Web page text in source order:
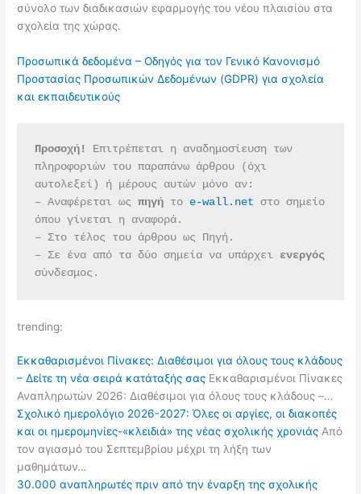
σύνολο των διαδικασιών εφαρμογής του νέου πλαισίου στα
σχολεία της χώρας.
Προσωπικά δεδομένα – Οδηγός για τον Γενικό Κανονισμό
Προστασίας Προσωπικών Δεδομένων (GDPR) για σχολεία
και εκπαιδευτικούς
Προσοχή!
Επιτρέπεται η αναδημοσίευση των
πληροφοριών του παραπάνω άρθρου (όχι
αυτολεξεί) ή μέρους αυτών μόνο αν:
– Αναφέρεται ως πηγή το e-wall.net στο σημείο
όπου γίνεται η αναφορά.
– Στο τέλος του άρθρου ως Πηγή.
– Σε ένα από τα δύο σημεία να υπάρχει
σύνδεσμος.
trending:
Εκκαθαρισμένοι Πίνακες: Διαθέσιμοι για όλους τους κλάδους
– Δείτε τη νέα σειρά κατάταξής σας Εκκαθαρισμένοι Πίνακες
Αναπληρωτών 2026: Διαθέσιμοι για όλους τους κλάδους –…
Σχολικό ημερολόγιο 2026-2027: Όλες οι αργίες, οι διακοπές
και οι ημερομηνίες-«κλειδιά» της νέας σχολικής χρονιάς Από
τον αγιασμό του Σεπτεμβρίου μέχρι τη λήξη των
μαθημάτων…
30.000 αναπληρωτές πριν από την έναρξη της σχολικής